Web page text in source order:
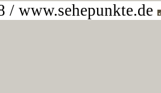
/ www.sehepunkte.de